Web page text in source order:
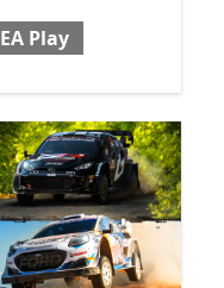
EA Play